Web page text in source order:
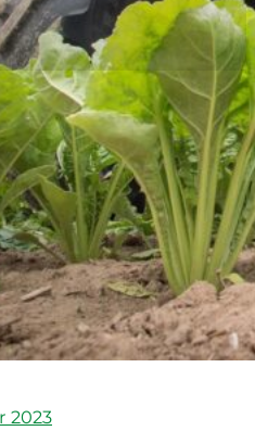
Ida Lindell lite om
2023